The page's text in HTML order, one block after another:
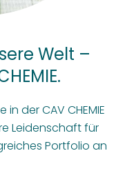
Welt –
der CAV CHEMIE
Leidenschaft für
Portfolio an